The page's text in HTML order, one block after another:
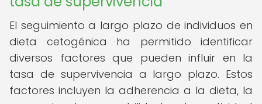
El seguimiento a largo plazo de individuos en
dieta cetogénica ha permitido identificar
diversos factores que pueden influir en la
tasa de supervivencia a largo plazo. Estos
factores incluyen la adherencia a la dieta, la